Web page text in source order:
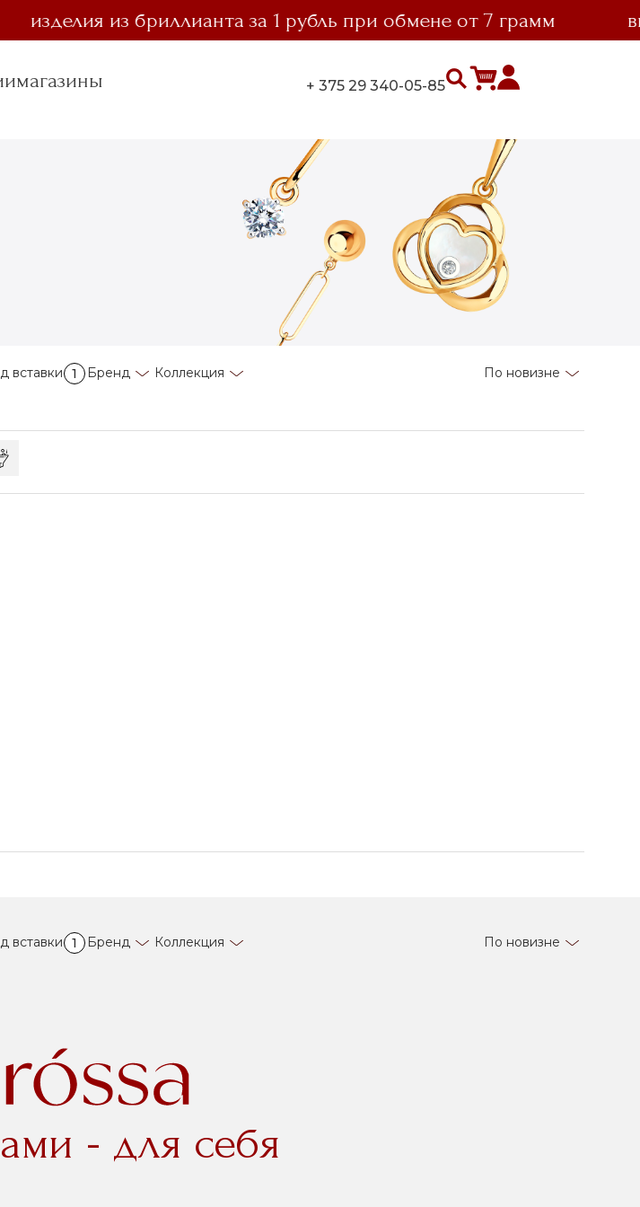
изделия из бриллианта за 1 рубль при обмене от 7 грамм
магазины + 375 29 340-05-85
вставки 1 Бренд Коллекция По новизне
вставки 1 Бренд Коллекция По новизне
- для себя